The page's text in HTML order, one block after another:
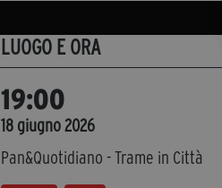
LUOGO E ORA
19:00
18 giugno 2026
Pan&Quotidiano - Trame in Città